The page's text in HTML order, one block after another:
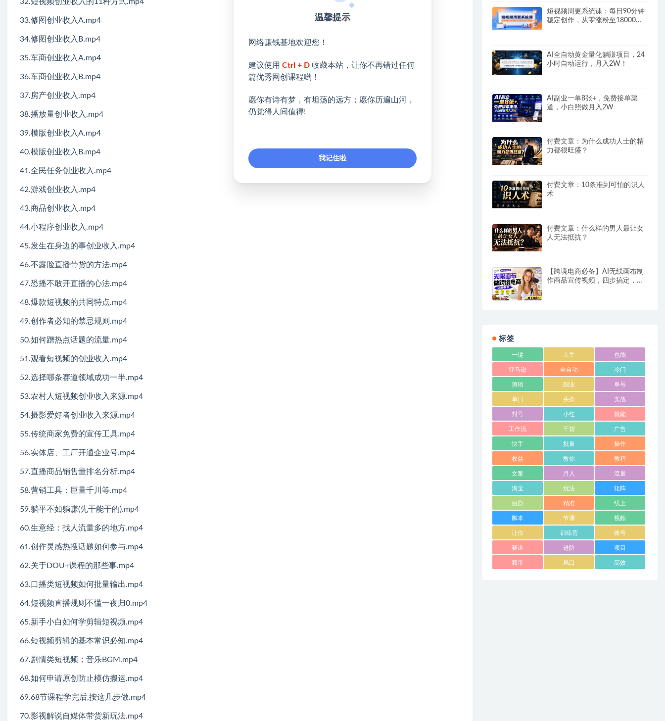
33.修图创业收入A.mp4
34.修图创业收入B.mp4
35.车商创业收入A.mp4
36.车商创业收入B.mp4
37.房产创业收入.mp4
38.播放量创业收入.mp4
39.模版创业收入A.mp4
40.模版创业收入B.mp4
41.全民任务创业收入.mp4
42.游戏创业收入.mp4
43.商品创业收入.mp4
44.小程序创业收入.mp4
45.发生在身边的事创业收入.mp4
46.不露脸直播带货的方法.mp4
47.恐播不敢开直播的心法.mp4
48.爆款短视频的共同特点.mp4
49.创作者必知的禁忌规则.mp4
50.如何蹭热点话题的流量.mp4
51.观看短视频的创业收入.mp4
52.选择哪条赛道领域成功一半.mp4
53.农村人短视频创业收入来源.mp4
54.摄影爱好者创业收入来源.mp4
55.传统商家免费的宣传工具.mp4
56.实体店、工厂开通企业号.mp4
57.直播商品销售量排名分析.mp4
58.营销工具：巨量千川等.mp4
59.躺平不如躺赚(先干能干的).mp4
60.生意经：找人流量多的地方.mp4
61.创作灵感热搜话题如何参与.mp4
62.关于DOU+课程的那些事.mp4
63.口播类短视频如何批量输出.mp4
64.短视频直播规则不懂一夜归0.mp4
65.新手小白如何学剪辑短视频.mp4
66.短视频剪辑的基本常识必知.mp4
67.剧情类短视频；音乐BGM.mp4
68.如何申请原创防止模仿搬运.mp4
69.68节课程学完后,按这几步做.mp4
70.影视解说自媒体带货新玩法.mp4
短视频周更系统课：每日90分钟
稳定创作，从零涨粉至18000实
AI全自动黄金量化躺賺项目，24
小时自动运行，月入2W！
AI副业一单8张+，免费接单渠
道，小白照做月入2W
付费文章：为什么成功人士的精
力都很旺盛？
付费文章：10条准到可怕的识人
术
付费文章：什么样的男人最让女
人无法抵抗？
【跨境电商必备】AI无线画布制
作商品宣传视频，四步搞定，无
标签
一键 上手 也能
亚马逊 全自动 冷门
剪辑 副业 单号
单日 头条 实战
封号 小红 就能
工作流 干货 广告
快手 批量 操作
收益 教你 教程
文案 月入 流量
淘宝 玩法 矩阵
短剧 精准 线上
脚本 节课 视频
让你 训练营 账号
赛道 进阶 项目
频带 风口 高效
温馨提示
网络赚钱基地欢迎您！
建议使用 Ctrl + D 收藏本站，让你不再错过任何
篇优秀网创课程哟！
愿你有诗有梦，有坦荡的远方；愿你历遍山河，
仍觉得人间值得!
我记住啦